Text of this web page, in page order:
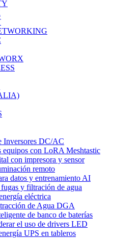
Inversores DC/AC
equipos con LoRA Meshtastic
con impresora y sensor
remoto
datos y entrenamiento AI
y filtración de agua
eléctrica
de Agua DGA
de banco de baterías
el uso de drivers LED
UPS en tableros